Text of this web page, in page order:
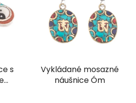
s
Vykládané mosazné
náušnice Óm